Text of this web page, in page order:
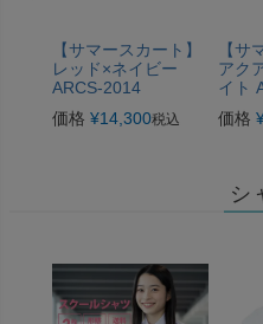
【サマースカート】
レッド×ネイビー
ARCS-2014
価格 ¥14,300税込
【サ
アク
イト
価格
シ